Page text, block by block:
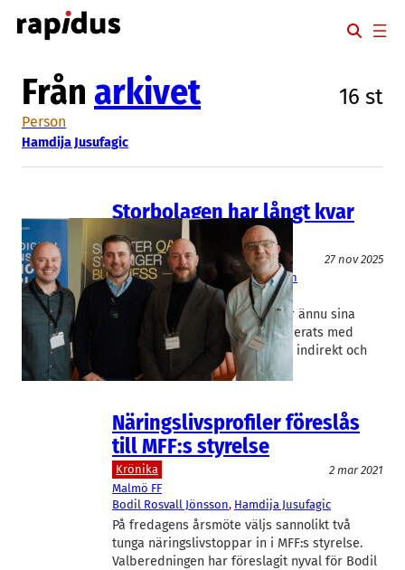
Hoppa
till
Från arkivet 16 st
Person
Hamdija Jusufagic
Storbolagen har långt kvar
med AI
AI IT/Mjukvara
27 nov 2025
Alfa Laval , Ikea, System Verification
Hamdija Jusufagic
Varken Alfa Laval eller Ikea når ännu sina
kunder med något som producerats med
hjälp av AI. Eller i alla fall bara indirekt och
Näringslivsprofiler föreslås
till MFF:s styrelse
Krönika
2 mar 2021
Malmö FF
Bodil Rosvall Jönsson, Hamdija Jusufagic
På fredagens årsmöte väljs sannolikt två
tunga näringslivstoppar in i MFF:s styrelse.
Valberedningen har föreslagit nyval för Bodil